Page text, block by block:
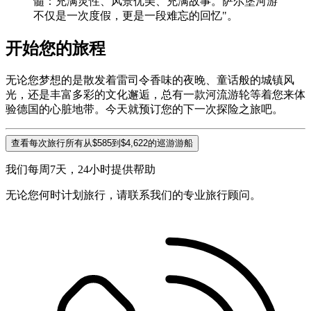
不仅是一次度假，更是一段难忘的回忆"。
开始您的旅程
无论您梦想的是散发着雷司令香味的夜晚、童话般的城镇风
光，还是丰富多彩的文化邂逅，总有一款河流游轮等着您来体
验德国的心脏地带。今天就预订您的下一次探险之旅吧。
查看每次旅行所有从$585到$4,622的巡游游船
我们每周7天，24小时提供帮助
无论您何时计划旅行，请联系我们的专业旅行顾问。